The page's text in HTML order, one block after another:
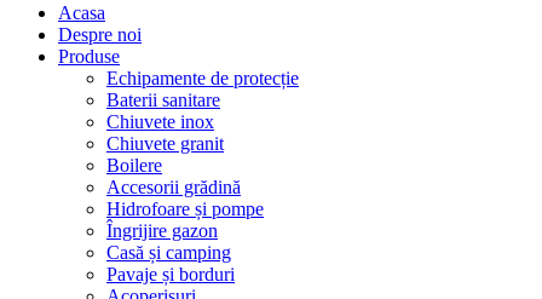
Acasa
Despre noi
Produse
Echipamente de protecție
Baterii sanitare
Chiuvete inox
Chiuvete granit
Boilere
Accesorii grădină
Hidrofoare și pompe
Îngrijire gazon
Casă și camping
Pavaje și borduri